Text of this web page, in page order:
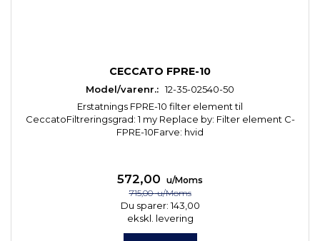
CECCATO FPRE-10
Model/varenr.: 12-35-02540-50
Erstatnings FPRE-10 filter element til
CeccatoFiltreringsgrad: 1 my Replace by: Filter element C-
FPRE-10Farve: hvid
572,00
u/Moms
715,00u/Moms
Du sparer:143,00
ekskl. levering